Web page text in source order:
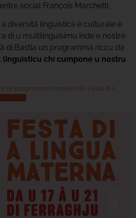
social François Marchetti.
diversità linguìstica è culturale è
di u multilinguìsimu inde e nostre
di Bastia un prugramma riccu da
linguìsticu chì cumpone u nostru
le programme complet d’A Festa di a